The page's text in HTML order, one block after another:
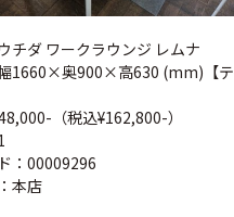
チダ ワークラウンジ レムナ
1660×奥900×高630 (mm)【テ
（税込¥162,800-）
：00009296
本店